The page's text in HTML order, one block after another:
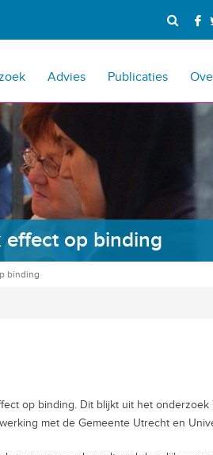
Advies Publicaties
effect op binding
binding
op binding. Dit blijkt uit het onderzoek
met de Gemeente Utrecht en